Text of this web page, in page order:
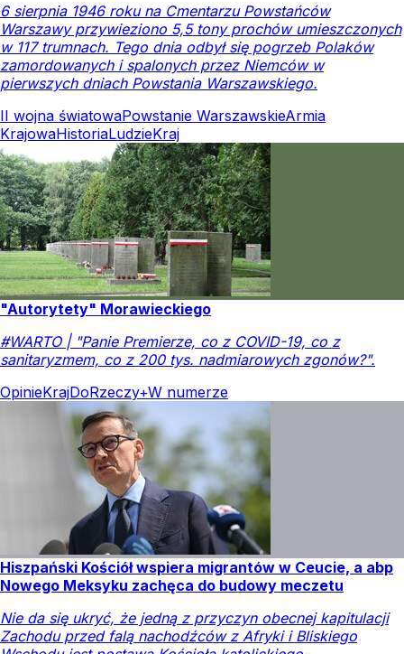
6 sierpnia 1946 roku na Cmentarzu Powstańców
Warszawy przywieziono 5,5 tony prochów umieszczonych
w 117 trumnach. Tego dnia odbył się pogrzeb Polaków
zamordowanych i spalonych przez Niemców w
pierwszych dniach Powstania Warszawskiego.
II wojna światowaPowstanie WarszawskieArmia
KrajowaHistoriaLudzieKraj
"Autorytety" Morawieckiego
#WARTO | "Panie Premierze, co z COVID-19, co z
sanitaryzmem, co z 200 tys. nadmiarowych zgonów?".
OpinieKrajDoRzeczy+W numerze
Hiszpański Kościół wspiera migrantów w Ceucie, a abp
Nowego Meksyku zachęca do budowy meczetu
Nie da się ukryć, że jedną z przyczyn obecnej kapitulacji
Zachodu przed falą nachodźców z Afryki i Bliskiego